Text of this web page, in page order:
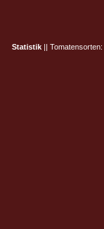
Statistik|| Tomatensorten: